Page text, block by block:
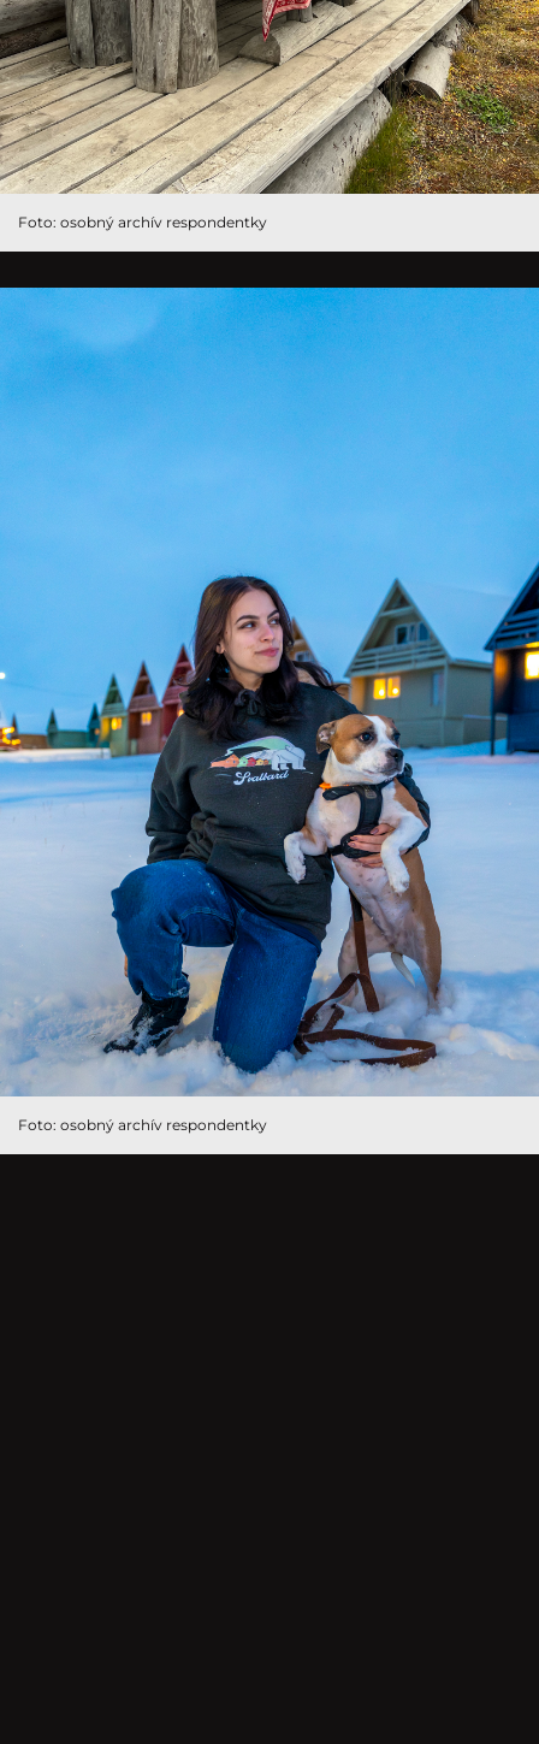
Foto: osobný archív respondentky
Foto: osobný archív respondentky